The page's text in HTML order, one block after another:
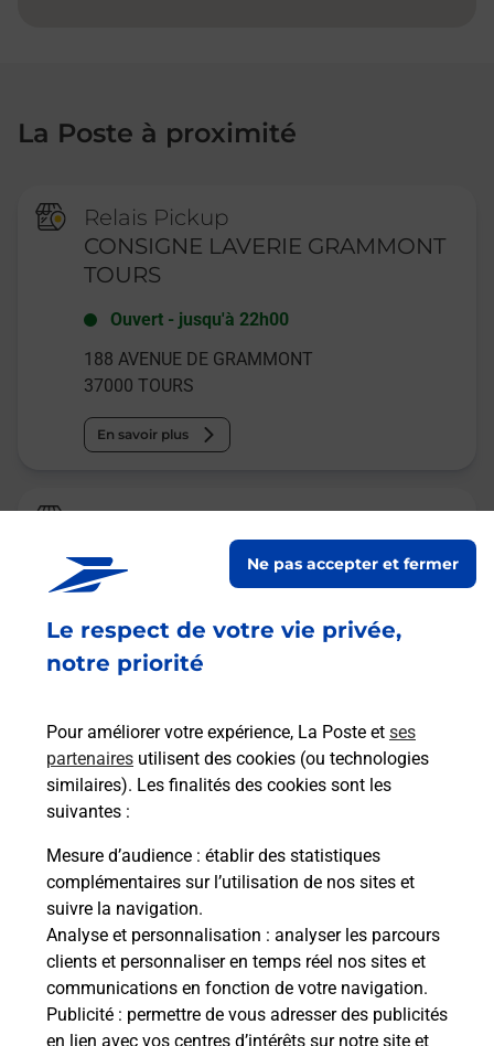
Le respect de votre vie privée,
notre priorité
Pour améliorer votre expérience, La Poste et ses
partenaires utilisent des cookies (ou technologies
similaires). Les finalités des cookies sont les
suivantes :
Mesure d’audience : établir des statistiques
complémentaires sur l’utilisation de nos sites et
suivre la navigation.
Analyse et personnalisation : analyser les parcours
clients et personnaliser en temps réel nos sites et
communications en fonction de votre navigation.
Publicité : permettre de vous adresser des publicités
en lien avec vos centres d’intérêts sur notre site et
Ne pas accepter et fermer
La Poste à proximité
Relais Pickup
CONSIGNE LAVERIE GRAMMONT
TOURS
Ouvert - jusqu'à 22h00
188 AVENUE DE GRAMMONT
37000 TOURS
En savoir plus
La Poste
TOURS GRAMMONT
jusqu'à 18h00
150 AVENUE DE GRAMMONT
37000 TOURS
Malin !
La Poste
en ligne
Ouvert 24h/24
En savoir plus